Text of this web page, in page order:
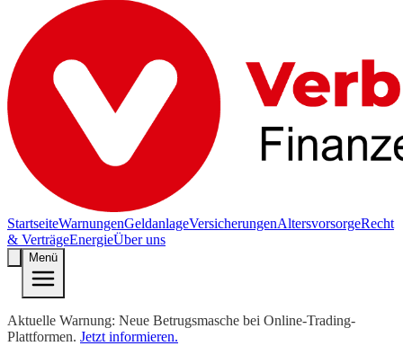
StartseiteWarnungenGeldanlageVersicherungenAltersvorsorgeRecht
& VerträgeEnergieÜber uns
Menü
Aktuelle Warnung: Neue Betrugsmasche bei Online-Trading-
Plattformen. Jetzt informieren.